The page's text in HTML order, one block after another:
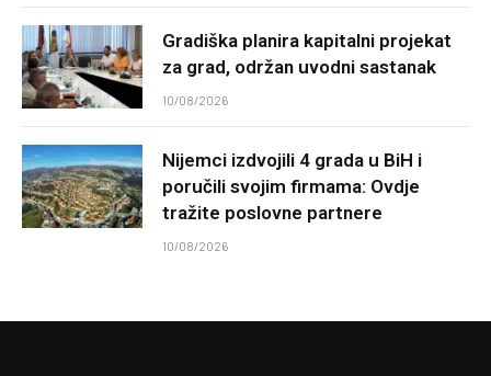
Gradiška planira kapitalni projekat
za grad, održan uvodni sastanak
10/08/2026
Nijemci izdvojili 4 grada u BiH i
poručili svojim firmama: Ovdje
tražite poslovne partnere
10/08/2026